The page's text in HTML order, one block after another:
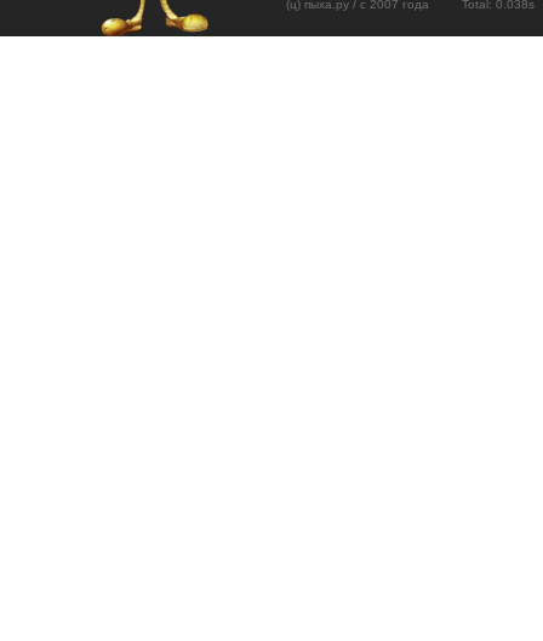
(ц) пыха.ру / с 2007 года Total: